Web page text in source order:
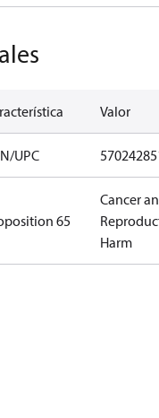
Valor
UPC
65
Cancer
Harm